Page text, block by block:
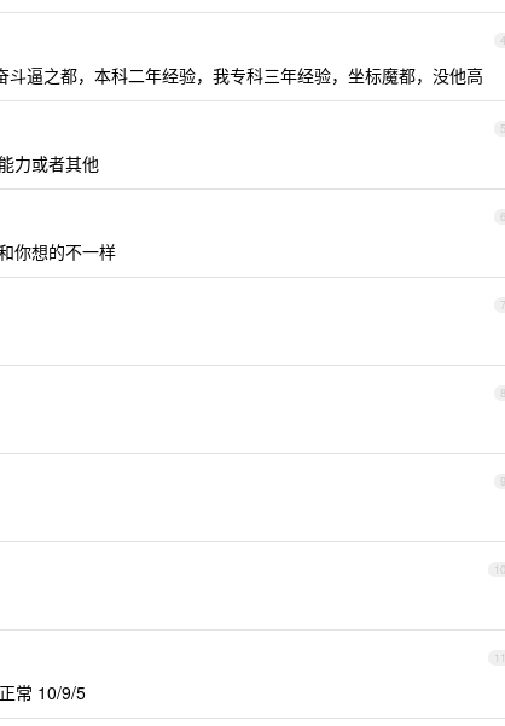
4
逼之都，本科二年经验，我专科三年经验，坐标魔都，没他高
5
力或者其他
6
你想的不一样
7
8
9
10
11
常 10/9/5